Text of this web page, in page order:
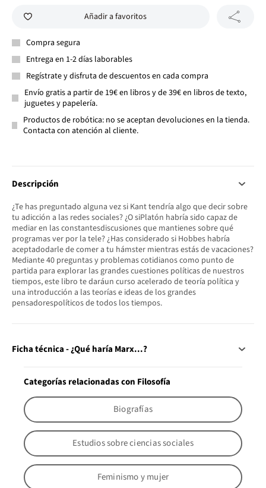
Añadir a favoritos
Compra segura
Entrega en 1-2 días laborables
Regístrate y disfruta de descuentos en cada compra
Envío gratis a partir de 19€ en libros y de 39€ en libros de texto,
juguetes y papelería.
Productos de robótica: no se aceptan devoluciones en la tienda.
Contacta con atención al cliente.
Descripción
¿Te has preguntado alguna vez si Kant tendría algo que decir sobre
tu adicción a las redes sociales? ¿O siPlatón habría sido capaz de
mediar en las constantesdiscusiones que mantienes sobre qué
programas ver por la tele? ¿Has considerado si Hobbes habría
aceptadodarle de comer a tu hámster mientras estás de vacaciones?
Mediante 40 preguntas y problemas cotidianos como punto de
partida para explorar las grandes cuestiones políticas de nuestros
tiempos, este libro te daráun curso acelerado de teoría política y
una introducción a las teorías e ideas de los grandes
pensadorespolíticos de todos los tiempos.
Ficha técnica - ¿Qué haría Marx...?
Categorías relacionadas con Filosofía
Biografías
Estudios sobre ciencias sociales
Feminismo y mujer